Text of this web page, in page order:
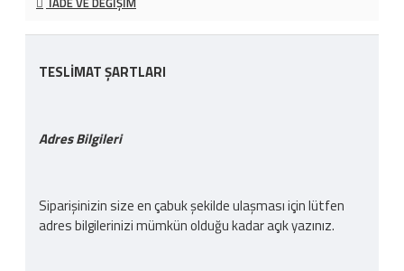
TESLİMAT ŞARTLARI
Adres Bilgileri
Siparişinizin size en çabuk şekilde ulaşması için lütfen
adres bilgilerinizi mümkün olduğu kadar açık yazınız.